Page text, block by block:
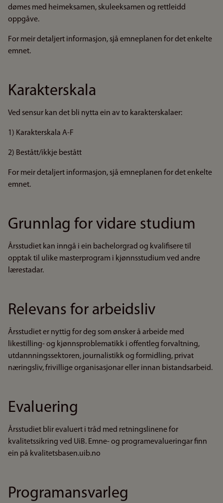
dømes med heimeksamen, skuleeksamen og rettleidd
oppgåve.
For meir detaljert informasjon, sjå emneplanen for det enkelte
emnet.
Karakterskala
Ved sensur kan det bli nytta ein av to karakterskalaer:
1) Karakterskala A-F
2) Bestått/ikkje bestått
For meir detaljert informasjon, sjå emneplanen for det enkelte
emnet.
Grunnlag for vidare studium
Årsstudiet kan inngå i ein bachelorgrad og kvalifisere til
opptak til ulike masterprogram i kjønnsstudium ved andre
lærestadar.
Relevans for arbeidsliv
Årsstudiet er nyttig for deg som ønsker å arbeide med
likestilling- og kjønnsproblematikk i offentleg forvaltning,
utdannningssektoren, journalistikk og formidling, privat
næringsliv, frivillige organisasjonar eller innan bistandsarbeid.
Evaluering
Årsstudiet blir evaluert i tråd med retningslinene for
kvalitetssikring ved UiB. Emne- og programevalueringar finn
ein på kvalitetsbasen.uib.no
Programansvarleg